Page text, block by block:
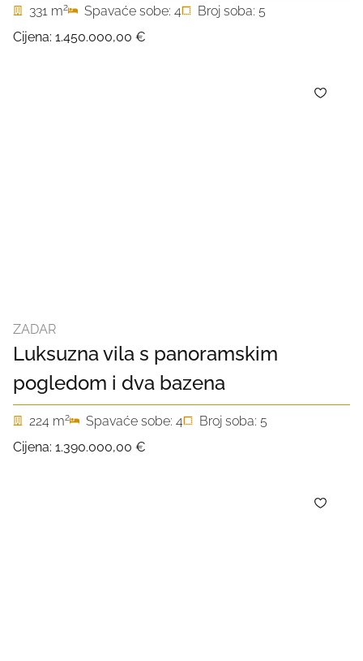
331 m2 Spavaće sobe: 4
Broj soba: 5
Cijena: 1.450.000,00 €
ZADAR
Luksuzna vila s panoramskim
pogledom i dva bazena
224 m2 Spavaće sobe: 4
Broj soba: 5
Cijena: 1.390.000,00 €